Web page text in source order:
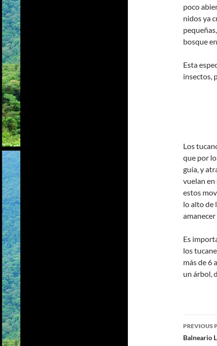
poco
nidos ya
bosque
Esta
insectos,
Los
que por
guía, y
vuelan
estos
lo alto de
Es
los
más de 6
un árbol,
Post
PREVIOUS
Balneario